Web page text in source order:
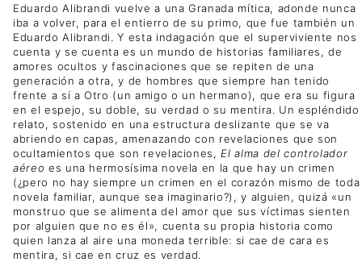
Eduardo Alibrandi vuelve a una Granada mítica, adonde nunca
iba a volver, para el entierro de su primo, que fue también un
Eduardo Alibrandi. Y esta indagación que el superviviente nos
cuenta y se cuenta es un mundo de historias familiares, de
amores ocultos y fascinaciones que se repiten de una
generación a otra, y de hombres que siempre han tenido
frente a sí a Otro (un amigo o un hermano), que era su figura
en el espejo, su doble, su verdad o su mentira. Un espléndido
relato, sostenido en una estructura deslizante que se va
abriendo en capas, amenazando con revelaciones que son
ocultamientos que son revelaciones,El alma del controlador
aéreo es una hermosísima novela en la que hay un crimen
(¿pero no hay siempre un crimen en el corazón mismo de toda
novela familiar, aunque sea imaginario?), y alguien, quizá «un
monstruo que se alimenta del amor que sus víctimas sienten
por alguien que no es él», cuenta su propia historia como
quien lanza al aire una moneda terrible: si cae de cara es
mentira, si cae en cruz es verdad.